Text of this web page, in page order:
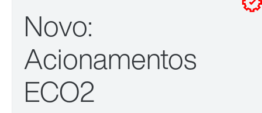
Novo:
Acionamentos
ECO2